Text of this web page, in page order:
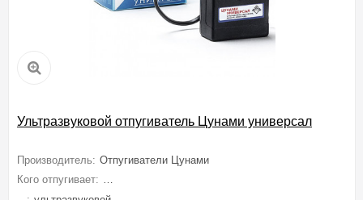
Ультразвуковой отпугиватель Цунами универсал
Производитель: Отпугиватели Цунами
Кого отпугивает: Мышей, Крыс, Грызунов, Тараканов, Насекомых,